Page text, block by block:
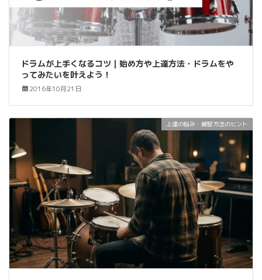
ドラムが上手くなるコツ｜始め方や上達方法・ドラムをや
ってみたいを叶えよう！
2016年10月21日
上達の悩み・練習方法のヒント